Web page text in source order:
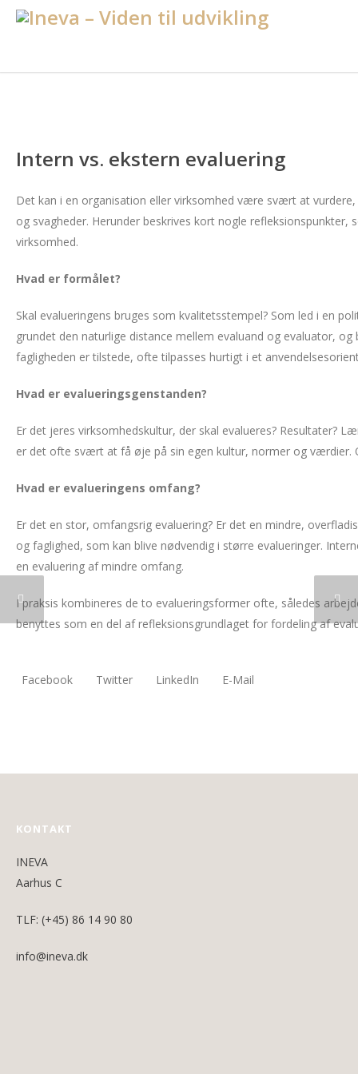
Intern vs. ekstern evaluering
Det kan i en organisation eller virksomhed være svært at
og svagheder. Herunder beskrives kort nogle
virksomhed.
Hvad er formålet?
Skal evalueringens bruges som kvalitetsstempel? Som led i en
grundet den naturlige distance mellem evaluand og evaluator,
fagligheden er tilstede, ofte tilpasses hurtigt i et
Hvad er evalueringsgenstanden?
Er det jeres virksomhedskultur, der skal evalueres? Resultater?
er det ofte svært at få øje på sin egen kultur, normer og værdier.
Hvad er evalueringens omfang?
Er det en stor, omfangsrig evaluering? Er det en mindre,
og faglighed, som kan blive nødvendig i større evalueringer.
en evaluering af mindre omfang.
I praksis kombineres de to evalueringsformer ofte, således
benyttes som en del af refleksionsgrundlaget for fordeling af
Facebook Twitter LinkedIn E-Mail
KONTAKT
INEVA
Aarhus C
TLF: (+45) 86 14 90 80
info@ineva.dk